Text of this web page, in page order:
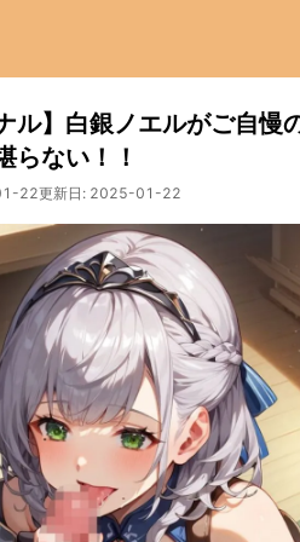
ル】白銀ノエルがご自
らない！！
22更新日: 2025-01-22